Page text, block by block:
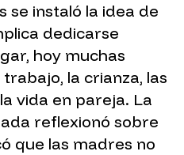
se instaló la idea de
dedicarse
hoy muchas
la crianza, las
vida en pareja. La
reflexionó sobre
que las madres no